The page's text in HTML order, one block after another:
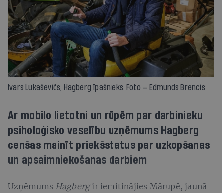
Ivars Lukaševičs, Hagberg īpašnieks. Foto — Edmunds Brencis
Ar mobilo lietotni un rūpēm par darbinieku
psiholoģisko veselību uzņēmums Hagberg
cenšas mainīt priekšstatus par uzkopšanas
un apsaimniekošanas darbiem
Uzņēmums Hagbergir iemitinājies Mārupē, jaunā